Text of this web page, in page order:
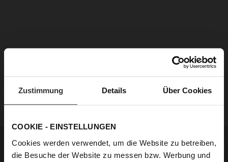
Zustimmung Details Über Cookies
COOKIE - EINSTELLUNGEN
Cookies werden verwendet, um die Website zu betreiben,
die Besuche der Website zu messen bzw. Werbung und
DANA
€79.90
DANA
€79.90€39.90